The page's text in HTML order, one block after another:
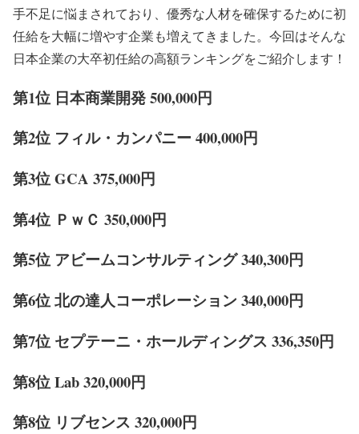
手不足に悩まされており、優秀な人材を確保するために初
任給を大幅に増やす企業も増えてきました。今回はそんな
日本企業の大卒初任給の高額ランキングをご紹介します！
第1位 日本商業開発 500,000円
第2位 フィル・カンパニー 400,000円
第3位 GCA 375,000円
第4位 ＰｗＣ 350,000円
第5位 アビームコンサルティング 340,300円
第6位 北の達人コーポレーション 340,000円
第7位 セプテーニ・ホールディングス 336,350円
第8位 Lab 320,000円
第8位 リブセンス 320,000円